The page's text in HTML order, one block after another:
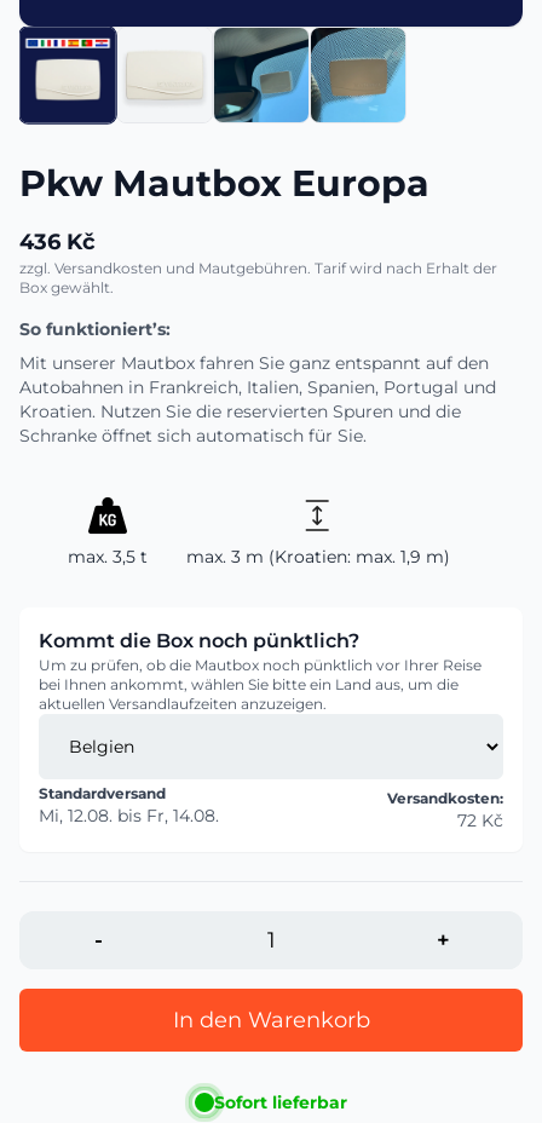
Pkw Mautbox Europa
436 Kč
zzgl. Versandkosten und Mautgebühren. Tarif wird nach Erhalt der
Box gewählt.
So funktioniert’s:
Mit unserer Mautbox fahren Sie ganz entspannt auf den
Autobahnen in Frankreich, Italien, Spanien, Portugal und
Kroatien. Nutzen Sie die reservierten Spuren und die
Schranke öffnet sich automatisch für Sie.
max. 3,5 t max. 3 m (Kroatien: max. 1,9 m)
Kommt die Box noch pünktlich?
Um zu prüfen, ob die Mautbox noch pünktlich vor Ihrer Reise
bei Ihnen ankommt, wählen Sie bitte ein Land aus, um die
aktuellen Versandlaufzeiten anzuzeigen.
Standardversand
Mi, 12.08. bis Fr, 14.08.
Versandkosten:
72 Kč
- +
In den Warenkorb
Sofort lieferbar